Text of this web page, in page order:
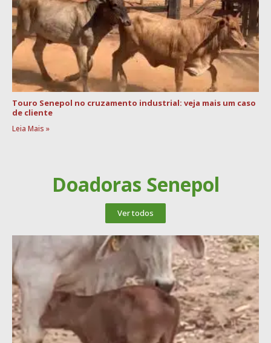
Touro Senepol no cruzamento industrial: veja mais um caso
de cliente
Leia Mais »
Doadoras Senepol
Ver todos